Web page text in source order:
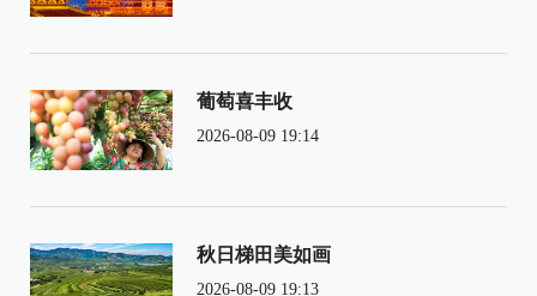
葡萄喜丰收
2026-08-09 19:14
秋日梯田美如画
2026-08-09 19:13